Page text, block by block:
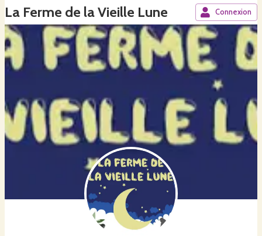
La Ferme de la Vieille Lune Connexion